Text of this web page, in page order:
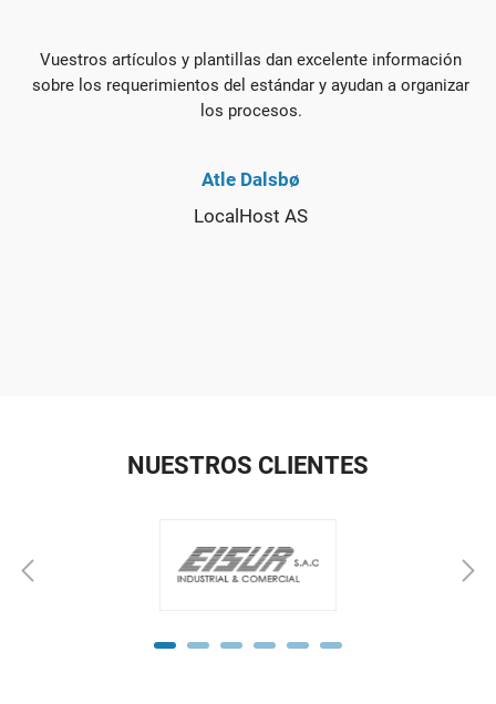
Vuestros artículos y plantillas dan excelente información
sobre los requerimientos del estándar y ayudan a organizar
los procesos.
Atle Dalsbø
LocalHost AS
NUESTROS CLIENTES